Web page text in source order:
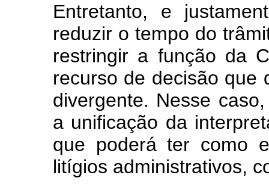
Entretanto, e
reduzir o tempo do
restringir a função da
recurso de decisão que
divergente. Nesse
a unificação da
que poderá ter como
litígios administrativos,